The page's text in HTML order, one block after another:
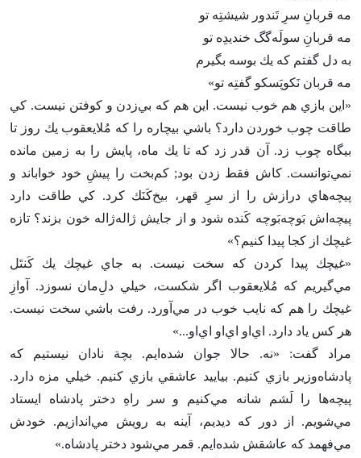
مه قربان‌ِ سرِ تَندور شيشتِه تو
مه قربان‌ِ سولَه‌گگ خنديدِه تو
به دل گفتم كه يك بوسه بگيرم‌
مه قربان نَكوپَسكو گفتِه تو»
«اين بازي هم خوب نيست‌. اين هم كه بي‌زدن و كوفتن نيست‌. كي
طاقت چوب خوردن دارد؟ باشي بيچاره را كه مُلايعقوب يك روز تا
بيگاه چوب زد. آن قدر زد كه تا يك ماه‌، پايش را به زمين مانده
نمي‌توانست‌. كاش فقط زدن بود; كم‌بخت را پيش‌ِ خود خواباند و
پيچه‌هاي درازش را از سرِ قهر، بيخ‌كَنَك كرد. كي طاقت دارد
پيچه‌اش بَوچه‌بَوچه كَنده شود و از جايش ژاله‌ژاله خون بزند؟ تازه
غيچك از كجا پيدا كنيم‌؟»
«غيچك پيدا كردن كه سخت نيست‌. به جاي غيچك يك كَنتَل
مي‌گيريم كه مُلايعقوب اگر شكست‌، خيلي دل‌ِمان نسوزد. آوازِ
غيچك را هم كه نايب خوب در مي‌آورد. رفت باشي سخت نيست‌.
هر كس ياد دارد. اي‌او اي‌او اي‌او...»
مراد گفت‌: «نه‌. حالا جوان شده‌ايم‌. بچة نادان نيستيم كه
پادشاه‌وزير بازي كنيم‌. بياييد عاشقي بازي كنيم‌. خيلي مزه دارد.
پيچه‌ها را لَشم شانه مي‌كنيم و سر راه‌ِ دختر پادشاه ايستاد
مي‌شويم‌. از دور كه ديديم‌، آينه به رويش مي‌اندازيم‌. خودش
مي‌فهمد كه عاشقش شده‌ايم‌. قمر مي‌شود دختر پادشاه‌.»